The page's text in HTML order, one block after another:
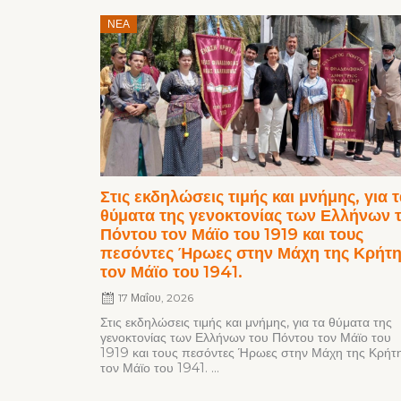
ΝΈΑ
Στις εκδηλώσεις τιμής και μνήμης, για
θύματα της γενοκτονίας των Ελλήνων
Πόντου τον Μάϊο του 1919 και τους
πεσόντες Ήρωες στην Μάχη της
τον Μάϊο του 1941.
Posted
on
17 Μαΐου, 2026
Στις εκδηλώσεις τιμής και μνήμης, για τα θύματα της
γενοκτονίας των Ελλήνων του Πόντου τον Μάϊο του
1919 και τους πεσόντες Ήρωες στην Μάχη της
τον Μάϊο του 1941. ...